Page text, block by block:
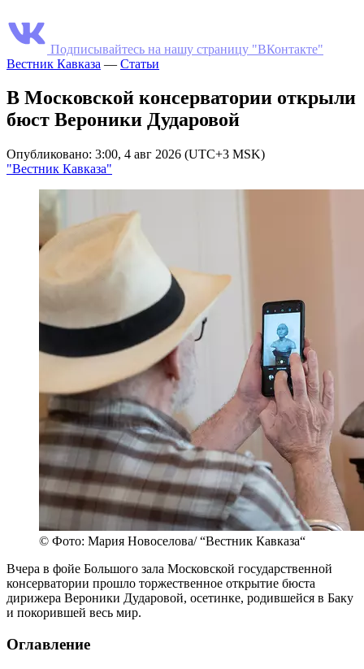
Подписывайтесь на нашу страницу "ВКонтакте"
Вестник Кавказа — Статьи
В Московской консерватории открыли
бюст Вероники Дударовой
Опубликовано: 3:00, 4 авг 2026 (UTC+3 MSK)
"Вестник Кавказа"
© Фото: Мария Новоселова/ “Вестник Кавказа“
Вчера в фойе Большого зала Московской государственной
консерватории прошло торжественное открытие бюста
дирижера Вероники Дударовой, осетинке, родившейся в Баку
и покорившей весь мир.
Оглавление